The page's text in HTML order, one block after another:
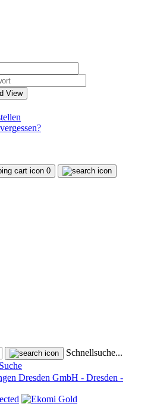
View
0
Schnellsuche...